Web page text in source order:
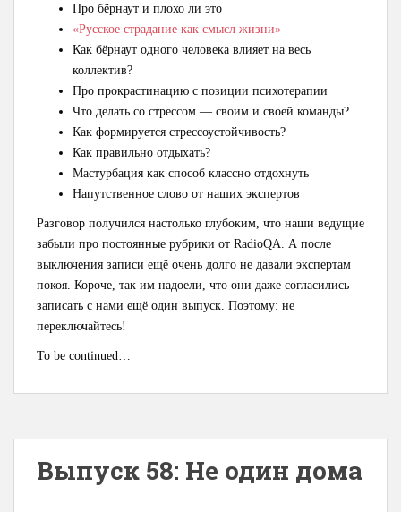
Про бёрнаут и плохо ли это
«Русское страдание как смысл жизни»
Как бёрнаут одного человека влияет на весь
коллектив?
Про прокрастинацию с позиции психотерапии
Что делать со стрессом — своим и своей команды?
Как формируется стрессоустойчивость?
Как правильно отдыхать?
Мастурбация как способ классно отдохнуть
Напутственное слово от наших экспертов
Разговор получился настолько глубоким, что наши ведущие
забыли про постоянные рубрики от RadioQA. А после
выключения записи ещё очень долго не давали экспертам
покоя. Короче, так им надоели, что они даже согласились
записать с нами ещё один выпуск. Поэтому: не
переключайтесь!
To be continued…
Выпуск 58: Не один дома